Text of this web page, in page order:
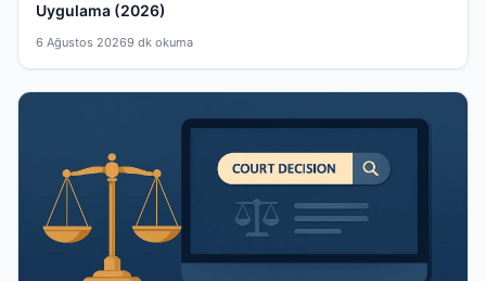
Uygulama (2026)
6 Ağustos 20269 dk okuma